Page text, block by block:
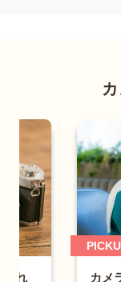
ラの処分はどのよ